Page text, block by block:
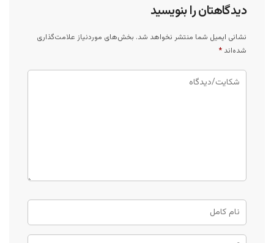
دیدگاهتان را بنویسید
نشانی ایمیل شما منتشر نخواهد شد. بخش‌های موردنیاز علامت‌گذاری
شده‌اند *